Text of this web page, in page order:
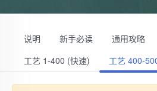
说明 新手必读 通用攻略
工艺 1-400 (快速)
工艺 400-